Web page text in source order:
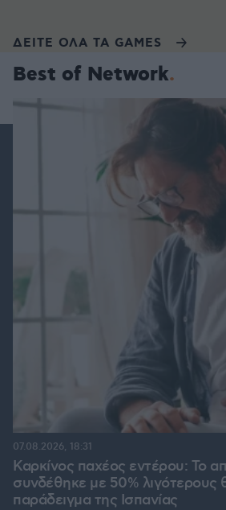
ΔΕΙΤΕ ΟΛΑ ΤΑ GAMES
Best of Network
Καρκίνος παχέος εντέρου: Το
συνδέθηκε με 50% λιγότερους
παράδειγμα της Ισπανίας
07.08.2026, 18:31